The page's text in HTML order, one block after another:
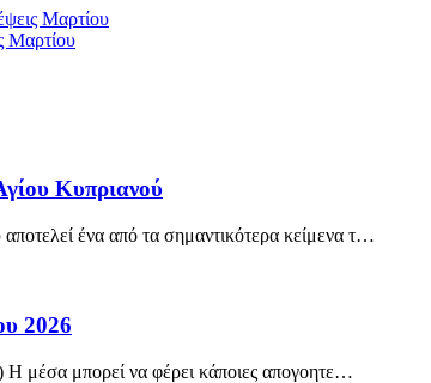
Μαρτίου
Μαρτίου
Κυπριανού
ένα από τα σημαντικότερα κείμενα τ…
2026
μέσα μπορεί να φέρει κάποιες απογοητε…